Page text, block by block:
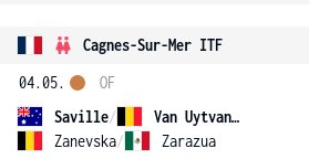
Cagnes-Sur-Mer ITF
04.05.
Saville/
Van Uytvanck
Zanevska/ Zarazua
OF